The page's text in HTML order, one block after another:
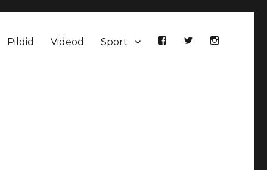
Pildid Videod Sport